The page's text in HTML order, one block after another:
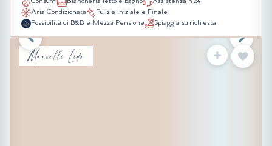
Consumi Biancheria letto e bagno
Assistenza h 24
Aria Condizionata
Pulizia Iniziale e Finale
Possibilità di B&B e Mezza Pensione
Spiaggia su richiesta
Marcelli Lido